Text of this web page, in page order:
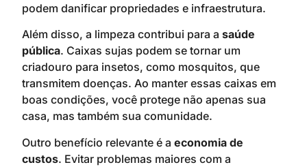
podem danificar propriedades e infraestrutura.
Além disso, a limpeza contribui para a saúde
pública. Caixas sujas podem se tornar um
criadouro para insetos, como mosquitos, que
transmitem doenças. Ao manter essas caixas em
boas condições, você protege não apenas sua
casa, mas também sua comunidade.
Outro benefício relevante é a economia de
custos. Evitar problemas maiores com a